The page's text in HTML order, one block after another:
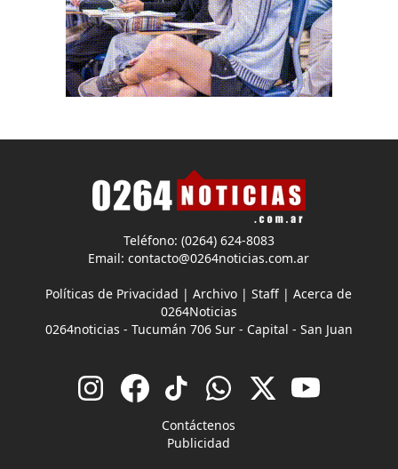
Teléfono: (0264) 624-8083
Email:contacto@0264noticias.com.ar
Políticas de Privacidad |Archivo |Staff |Acerca de
0264Noticias
0264noticias - Tucumán 706 Sur - Capital - San Juan
Contáctenos
Publicidad